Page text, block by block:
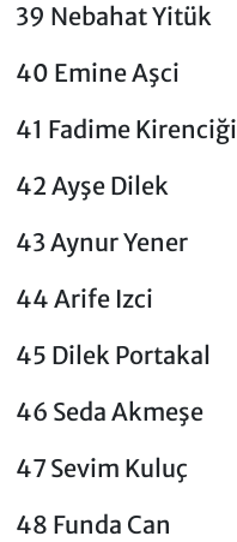
39 Nebahat Yitük
40 Emine Aşci
41 Fadime Kirenciğil
42 Ayşe Dilek
43 Aynur Yener
44 Arife Izci
45 Dilek Portakal
46 Seda Akmeşe
47 Sevim Kuluç
48 Funda Can